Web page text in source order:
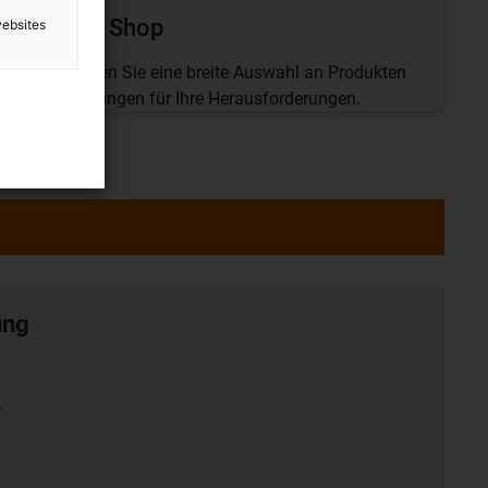
Online Shop
Hier finden Sie eine breite Auswahl an Produkten
und Lösungen für Ihre Herausforderungen.